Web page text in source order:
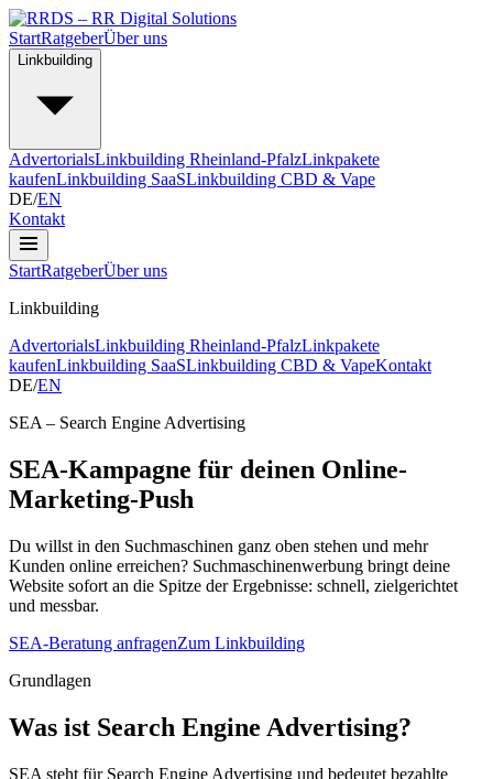
StartRatgeberÜber uns
Linkbuilding
AdvertorialsLinkbuilding Rheinland-PfalzLinkpakete
kaufenLinkbuilding SaaSLinkbuilding CBD & Vape
DE/EN
Kontakt
StartRatgeberÜber uns
Linkbuilding
AdvertorialsLinkbuilding Rheinland-PfalzLinkpakete
kaufenLinkbuilding SaaSLinkbuilding CBD & VapeKontakt
DE/EN
SEA – Search Engine Advertising
SEA-Kampagne für deinen Online-
Marketing-Push
Du willst in den Suchmaschinen ganz oben stehen und mehr
Kunden online erreichen? Suchmaschinenwerbung bringt deine
Website sofort an die Spitze der Ergebnisse: schnell, zielgerichtet
und messbar.
SEA-Beratung anfragenZum Linkbuilding
Grundlagen
Was ist Search Engine Advertising?
SEA steht für Search Engine Advertising und bedeutet bezahlte